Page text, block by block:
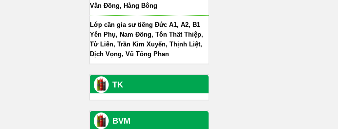
Văn Đồng, Hàng Bông
Lớp cần gia sư tiếng Đức A1, A2, B1
Yên Phụ, Nam Đồng, Tôn Thất Thiệp,
Từ Liên, Trần Kim Xuyến, Thịnh Liệt,
Dịch Vọng, Vũ Tông Phan
TK
BVM